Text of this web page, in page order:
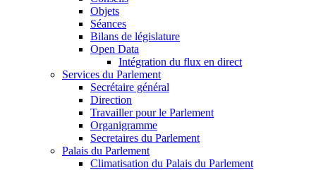
Objets
Séances
Bilans de législature
Open Data
Intégration du flux en direct
Services du Parlement
Secrétaire général
Direction
Travailler pour le Parlement
Organigramme
Secretaires du Parlement
Palais du Parlement
Climatisation du Palais du Parlement